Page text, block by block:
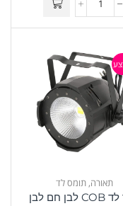
תאורה, תומס לד
פאר לד COB לבן חם לבן